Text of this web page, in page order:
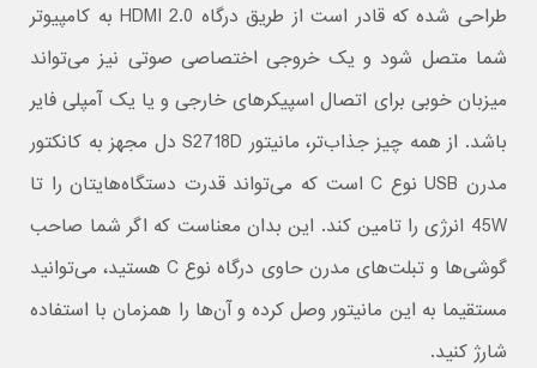
طراحی شده که قادر است از طریق درگاه HDMI 2.0 به کامپیوتر
شما متصل شود و یک خروجی اختصاصی صوتی نیز می‌تواند
میزبان خوبی برای اتصال اسپیکرهای خارجی و یا یک آمپلی فایر
باشد. از همه چیز جذاب‌تر، مانیتور S2718D دل مجهز به کانکتور
مدرن USB نوع C است که می‌تواند قدرت دستگاه‌هایتان را تا
45W انرژی را تامین کند. این بدان معناست که اگر شما صاحب
گوشی‌ها و تبلت‌های مدرن حاوی درگاه نوع C هستید، می‌توانید
مستقیما به این مانیتور وصل کرده و آن‌ها را همزمان با استفاده
شارژ کنید.